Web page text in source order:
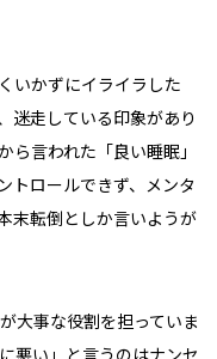
いかずにイライラした
迷走している印象があり
ら言われた「良い睡眠」
トロールできず、メンタ
末転倒としか言いようが
大事な役割を担っていま
悪い」と言うのはナンセ